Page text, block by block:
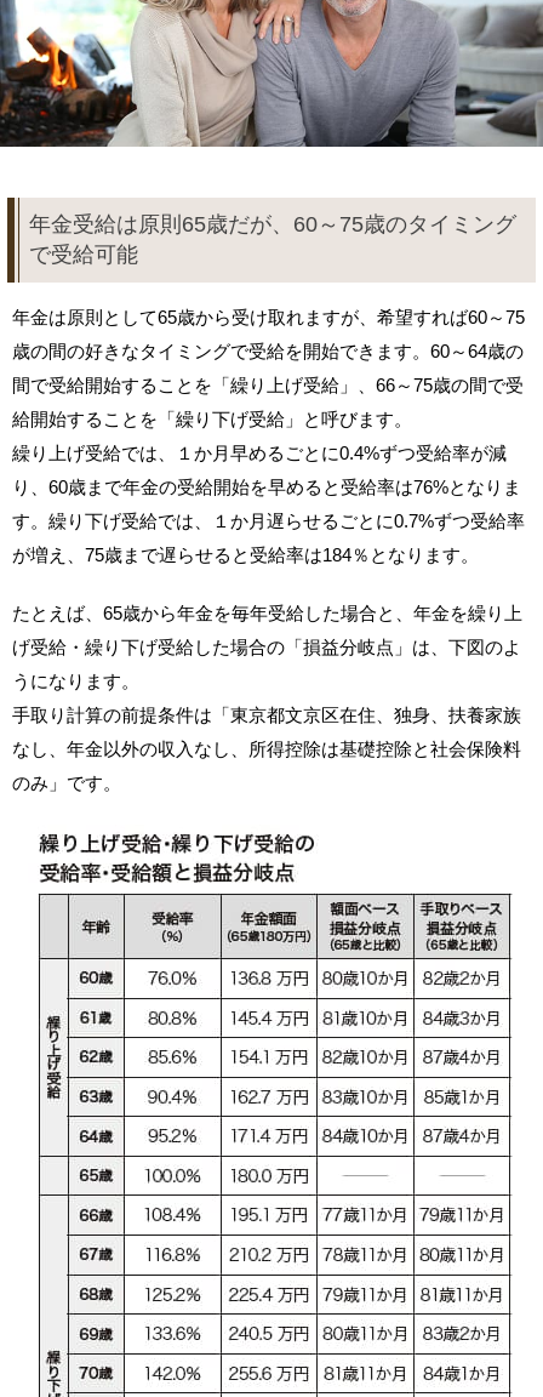
年金受給は原則65歳だが、60～75歳のタイミング
で受給可能
年金は原則として65歳から受け取れますが、希望すれば60～75
歳の間の好きなタイミングで受給を開始できます。60～64歳の
間で受給開始することを「繰り上げ受給」、66～75歳の間で受
給開始することを「繰り下げ受給」と呼びます。
繰り上げ受給では、１か月早めるごとに0.4%ずつ受給率が減
り、60歳まで年金の受給開始を早めると受給率は76%となりま
す。繰り下げ受給では、１か月遅らせるごとに0.7%ずつ受給率
が増え、75歳まで遅らせると受給率は184％となります。
たとえば、65歳から年金を毎年受給した場合と、年金を繰り上
げ受給・繰り下げ受給した場合の「損益分岐点」は、下図のよ
うになります。
手取り計算の前提条件は「東京都文京区在住、独身、扶養家族
なし、年金以外の収入なし、所得控除は基礎控除と社会保険料
のみ」です。